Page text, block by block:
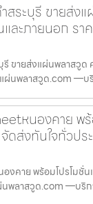
สระบุรี ขายส่
และภายนอก ร
ขายส่งแผ่นพลาสวูด
ผ่นพลาสวูด.com —บ
หนองคาย พ
ดส่งทันใจทั่วปร
งคาย พร้อมโปรโมชั่
นพลาสวูด.com —บริ